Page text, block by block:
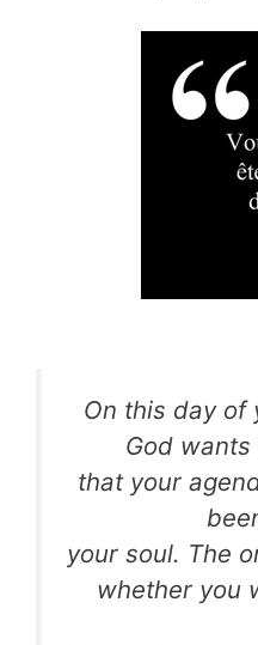
On this day of
God
that your
your soul. The
whether you